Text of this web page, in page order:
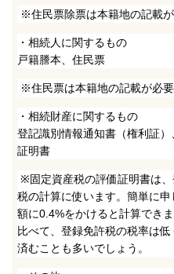
※住民票除票は本籍地の記載が
・相続人に関するもの
戸籍謄本、住民票
※住民票は本籍地の記載が必要
・相続財産に関するもの
登記識別情報通知書（権利証
証明書
※固定資産税の評価証明書は
税の計算に使います。簡単に
額に0.4%をかけると計算でき
比べて、登録免許税の税率は
済むことも多いでしょう。